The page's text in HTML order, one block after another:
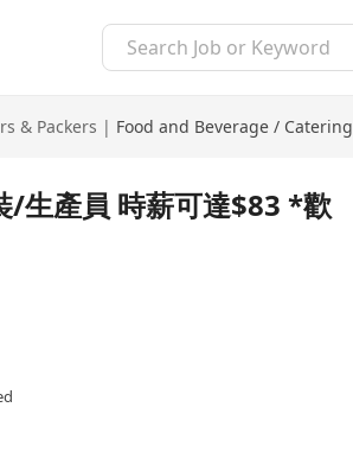
& Packers | Food and Beverage / Catering
/生產員 時薪可達$83 *歡